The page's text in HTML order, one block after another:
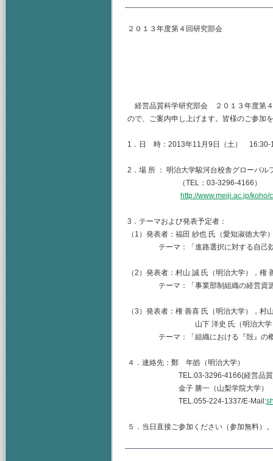
２０１３年度第４回研究部会
経営品質科学研究部会 ２０１３年度第
ので、ご案内申し上げます。皆様のご参加
1．日 時：2013年11月9日（土） 16:30-
2．場 所 ： 明治大学駿河台校舎グローバ
（TEL：03-3296-4166）
http://www.meiji.ac.jp/
3．テーマおよび発表予定者：
（1）発表者：福田 紗也 氏（愛知淑徳大学
テーマ：「進路選択に対する自己効
（2）発表者：村山 誠 氏（明治大学），
テーマ：「事業部制組織の経営資源
（3）発表者：権 善喜 氏（明治大学），
山下 洋史 氏（明治大学
テーマ：「組織における『殻』の概
４．連絡先：鄭 年皓（明治大学）
TEL.03-3296-4166(経営品質科
金子 勝一（山梨学院大学）
TEL.055-224-1337/E-Mail:
５．当日直接ご参加ください（参加無料）。